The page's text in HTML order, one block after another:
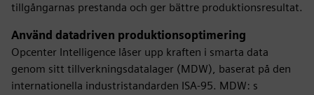
tillgångarnas prestanda och ger bättre produktionsresultat.
Använd datadriven produktionsoptimering
Opcenter Intelligence låser upp kraften i smarta data
genom sitt tillverkningsdatalager (MDW), baserat på den
internationella industristandarden ISA-95. MDW: s